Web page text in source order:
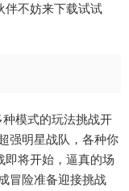
伴不妨来下载试试
模式的玩法挑战开
强明星战队，各种你
即将开始，逼真的场
冒险准备迎接挑战